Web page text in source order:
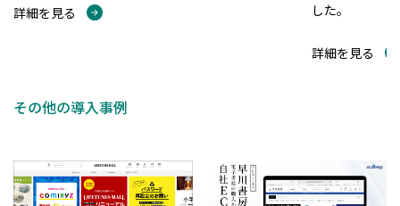
詳細を見る
した。
詳細を見る
その他の導入事例